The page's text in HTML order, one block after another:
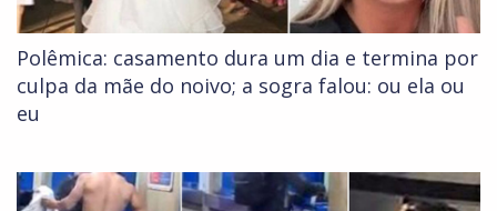
Polêmica: casamento dura um dia e termina por
culpa da mãe do noivo; a sogra falou: ou ela ou
eu